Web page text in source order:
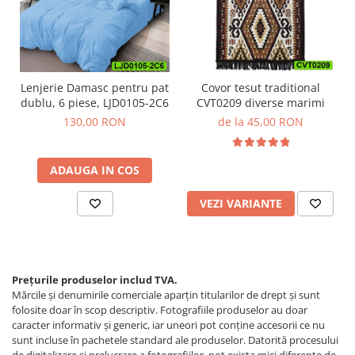
Lenjerie Damasc pentru pat
dublu, 6 piese, LJD0105-2C6
130,00 RON
ADAUGA IN COS
Covor tesut traditional
CVT0209 diverse marimi
de la 45,00 RON
VEZI VARIANTE
Prețurile produselor includ TVA.
Mărcile și denumirile comerciale aparțin titularilor de drept şi sunt
folosite doar în scop descriptiv. Fotografiile produselor au doar
caracter informativ şi generic, iar uneori pot conţine accesorii ce nu
sunt incluse în pachetele standard ale produselor. Datorită procesului